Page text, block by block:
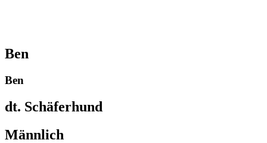
Ben
Ben
dt. Schäferhund
Männlich